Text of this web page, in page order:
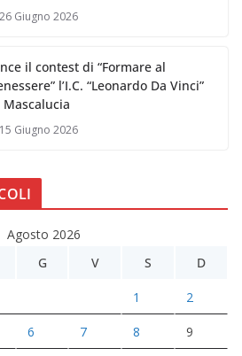
26 Giugno 2026
il contest di “Formare al
l’I.C. “Leonardo Da Vinci”
15 Giugno 2026
Agosto 2026
G V S D
1 2
6 7 8 9